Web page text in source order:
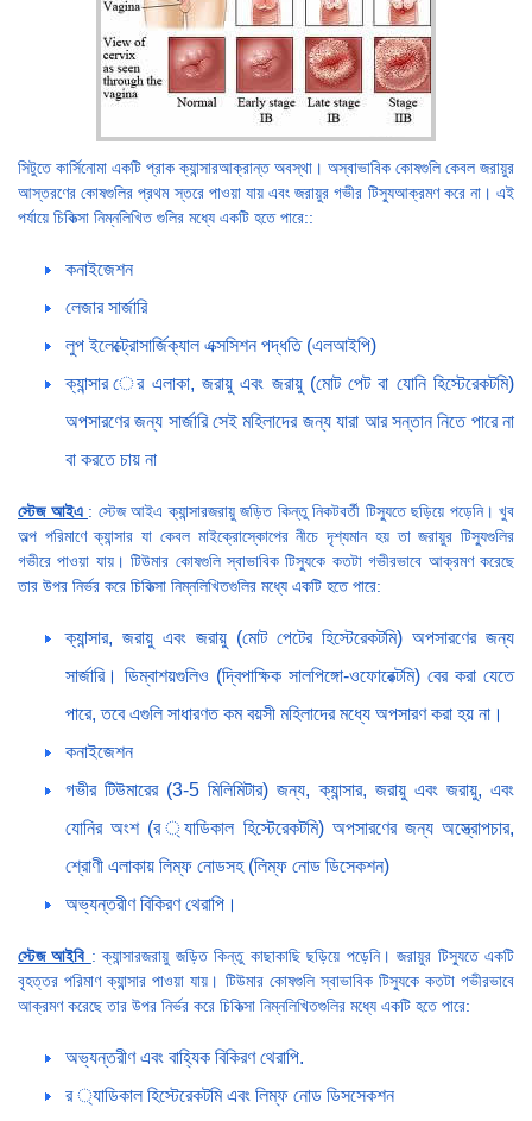
সিটুতে কার্সিনোমা একটি প্রাক ক্যান্সারআক্রান্ত অবস্থা। অস্বাভাবিক কোষগুলি কেবল জরায়ুর
আস্তরণের কোষগুলির প্রথম স্তরে পাওয়া যায় এবং জরায়ুর গভীর টিস্যুআক্রমণ করে না। এই
পর্যায়ে চিকিত্সা নিম্নলিখিত গুলির মধ্যে একটি হতে পারে::
কনাইজেশন
লেজার সার্জারি
লুপ ইলেক্ট্রোসার্জিক্যাল এক্সসিশন পদ্ধতি (এলআইপি)
ক্যান্সার ের এলাকা, জরায়ু এবং জরায়ু (মোট পেট বা যোনি হিস্টেরেকটমি)
অপসারণের জন্য সার্জারি সেই মহিলাদের জন্য যারা আর সন্তান নিতে পারে না
বা করতে চায় না
স্টেজ আইএ : স্টেজ আইএ ক্যান্সারজরায়ু জড়িত কিন্তু নিকটবর্তী টিস্যুতে ছড়িয়ে পড়েনি। খুব
অল্প পরিমাণে ক্যান্সার যা কেবল মাইক্রোস্কোপের নীচে দৃশ্যমান হয় তা জরায়ুর টিস্যুগুলির
গভীরে পাওয়া যায়। টিউমার কোষগুলি স্বাভাবিক টিস্যুকে কতটা গভীরভাবে আক্রমণ করেছে
তার উপর নির্ভর করে চিকিত্সা নিম্নলিখিতগুলির মধ্যে একটি হতে পারে:
ক্যান্সার, জরায়ু এবং জরায়ু (মোট পেটের হিস্টেরেকটমি) অপসারণের জন্য
সার্জারি। ডিম্বাশয়গুলিও (দ্বিপাক্ষিক সালপিঙ্গো-ওফোরেক্টমি) বের করা যেতে
পারে, তবে এগুলি সাধারণত কম বয়সী মহিলাদের মধ্যে অপসারণ করা হয় না।
কনাইজেশন
গভীর টিউমারের (3-5 মিলিমিটার) জন্য, ক্যান্সার, জরায়ু এবং জরায়ু, এবং
যোনির অংশ (র ্যাডিকাল হিস্টেরেকটমি) অপসারণের জন্য অস্ত্রোপচার,
শ্রোণী এলাকায় লিম্ফ নোডসহ (লিম্ফ নোড ডিসেকশন)
অভ্যন্তরীণ বিকিরণ থেরাপি।
স্টেজ আইবি : ক্যান্সারজরায়ু জড়িত কিন্তু কাছাকাছি ছড়িয়ে পড়েনি। জরায়ুর টিস্যুতে একটি
বৃহত্তর পরিমাণ ক্যান্সার পাওয়া যায়। টিউমার কোষগুলি স্বাভাবিক টিস্যুকে কতটা গভীরভাবে
আক্রমণ করেছে তার উপর নির্ভর করে চিকিত্সা নিম্নলিখিতগুলির মধ্যে একটি হতে পারে:
অভ্যন্তরীণ এবং বাহ্যিক বিকিরণ থেরাপি.
র ্যাডিকাল হিস্টেরেকটমি এবং লিম্ফ নোড ডিসসেকশন